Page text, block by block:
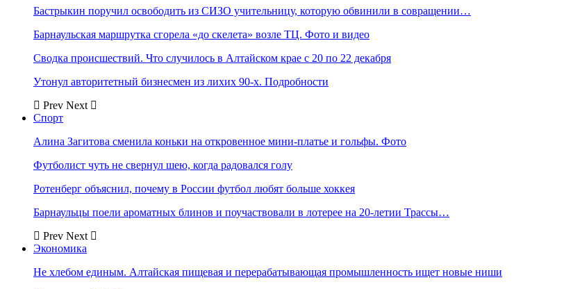
Бастрыкин поручил освободить из СИЗО учительницу, которую обвинили в совращении…
Барнаульская маршрутка сгорела «до скелета» возле ТЦ. Фото и видео
Сводка происшествий. Что случилось в Алтайском крае с 20 по 22 декабря
Утонул авторитетный бизнесмен из лихих 90-х. Подробности
Prev Next
Спорт
Алина Загитова сменила коньки на откровенное мини-платье и гольфы. Фото
Футболист чуть не свернул шею, когда радовался голу
Ротенберг объяснил, почему в России футбол любят больше хоккея
Барнаульцы поели ароматных блинов и поучаствовали в лотерее на 20-летии Трассы…
Prev Next
Экономика
Не хлебом единым. Алтайская пищевая и перерабатывающая промышленность ищет новые ниши